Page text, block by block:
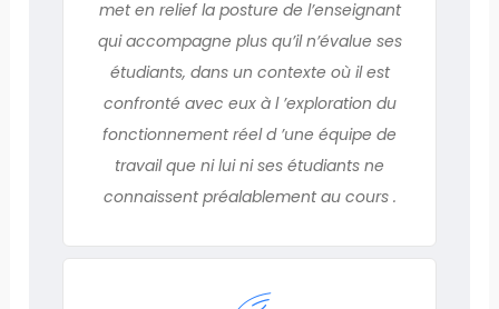
met en relief la posture de l’enseignant
qui accompagne plus qu’il n’évalue ses
étudiants, dans un contexte où il est
confronté avec eux à l ’exploration du
fonctionnement réel d ’une équipe de
travail que ni lui ni ses étudiants ne
connaissent préalablement au cours .